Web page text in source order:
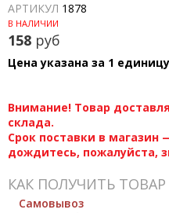
АРТИКУЛ 1878
В НАЛИЧИИ
158 руб
Цена указана за 1
Внимание! Товар
склада.
Срок поставки в магазин
дождитесь, пожалуйста,
КАК ПОЛУЧИТЬ ТОВАР
Самовывоз